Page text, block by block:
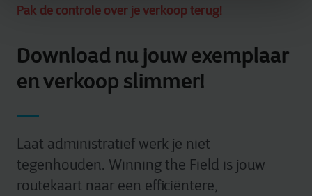
Pak de controle over je verkoop terug!
Download nu jouw exemplaar
en verkoop slimmer!
Laat administratief werk je niet
tegenhouden. Winning the Field is jouw
routekaart naar een efficiëntere,